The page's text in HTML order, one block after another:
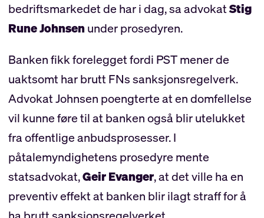
bedriftsmarkedet de har i dag, sa advokatStig
Rune Johnsenunder prosedyren.
Banken fikk forelegget fordi PST mener de
uaktsomt har brutt FNs sanksjonsregelverk.
Advokat Johnsen poengterte at en domfellelse
vil kunne føre til at banken også blir utelukket
fra offentlige anbudsprosesser. I
påtalemyndighetens prosedyre mente
statsadvokat,Geir Evanger, at det ville ha en
preventiv effekt at banken blir ilagt straff for å